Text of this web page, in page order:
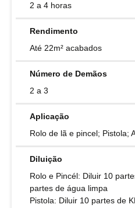
2 a 4 horas
Rendimento
Até 22m² acabados
Número de Demãos
2 a 3
Aplicação
Rolo de lã e pincel; Pistola;
Diluição
Rolo e Pincél: Diluir 10
partes de água limpa
Pistola: Diluir 10 partes de